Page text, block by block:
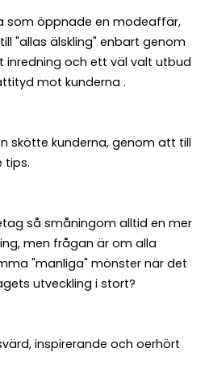
som öppnade en modeaffär,
"allas älskling" enbart genom
inredning och ett väl valt utbud
mot kunderna .
skötte kunderna, genom att till
tips.
så småningom alltid en mer
men frågan är om alla
"manliga" mönster när det
utveckling i stort?
inspirerande och oerhört